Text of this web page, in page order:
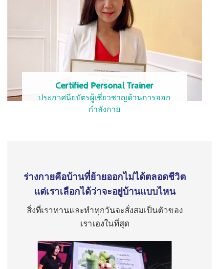
Certified Personal Trainer
ประกาศนียบัตรผู้เชี่ยวชาญด้านการออก
กำลังกาย
ร่างกายคือบ้านที่ย้ายออกไม่ได้ตลอดชีวิต
แต่เราเลือกได้ว่าจะอยู่บ้านแบบไหน
สิ่งที่เราทานและทำทุกวันจะสั่งสมเป็นตัวของ
เราเองในที่สุด